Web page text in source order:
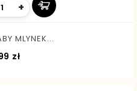
+
MLYNEK...
zł